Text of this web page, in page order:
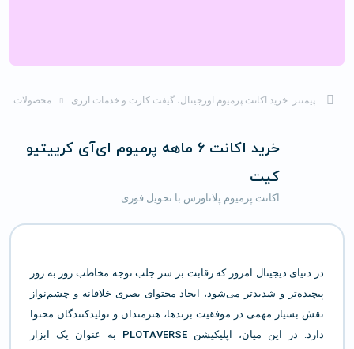
پیمنتر: خرید اکانت پرمیوم اورجینال، گیفت کارت و خدمات ارزی محصولات
خرید اکانت 6 ماهه پرمیوم ای‌آی کرییتیو
کیت
اکانت پرمیوم پلاتاورس با تحویل فوری
در دنیای دیجیتال امروز که رقابت بر سر جلب توجه مخاطب روز به روز
پیچیده‌تر و شدیدتر می‌شود، ایجاد محتوای بصری خلاقانه و چشم‌نواز
نقش بسیار مهمی در موفقیت برندها، هنرمندان و تولیدکنندگان محتوا
دارد. در این میان، اپلیکیشن PLOTAVERSE به عنوان یک ابزار